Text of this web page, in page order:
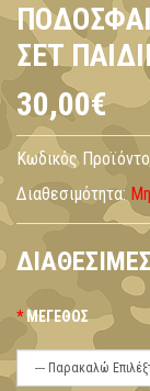
ΣΕΤ
30,00€
Κωδικός
Διαθεσιμότητα:
ΜΈΓΕΘΟΣ